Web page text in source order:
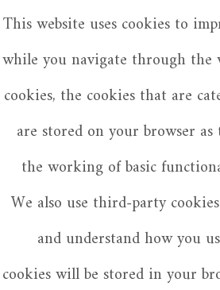
This website uses cookies to
while you navigate through the
cookies, the cookies that are
are stored on your browser
the working of basic
We also use third-party
and understand how you
cookies will be stored in your